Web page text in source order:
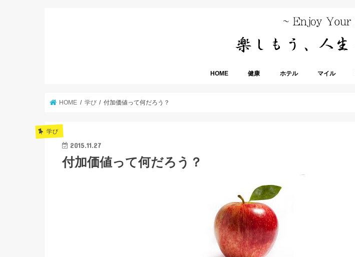
HOME 健康 ホテル マイル
HOME 学び 付加価値って何だろう？
学び
2015.11.27
付加価値って何だろう？